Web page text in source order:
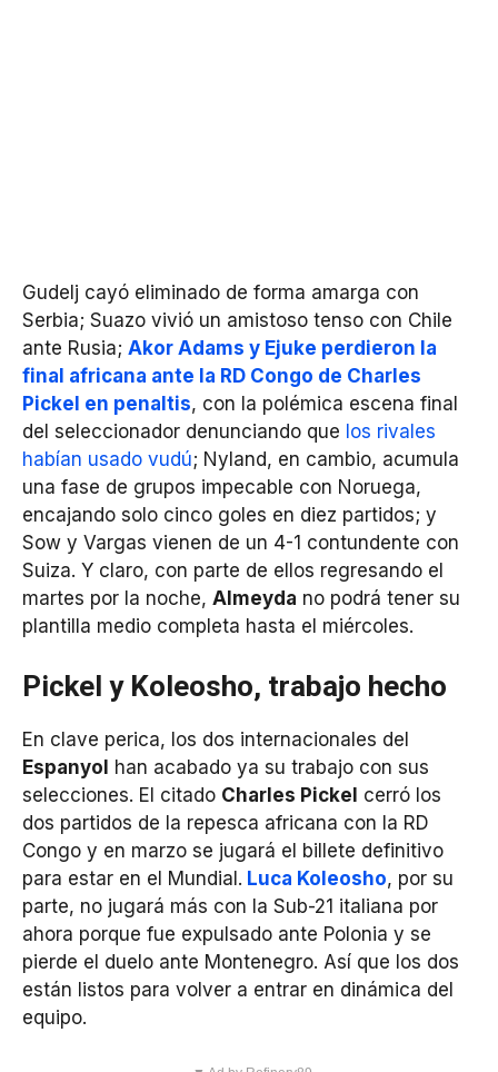
Gudelj cayó eliminado de forma amarga con
Serbia; Suazo vivió un amistoso tenso con Chile
ante Rusia; Akor Adams y Ejuke perdieron la
final africana ante la RD Congo de Charles
Pickel en penaltis, con la polémica escena final
del seleccionador denunciando que los rivales
habían usado vudú; Nyland, en cambio, acumula
una fase de grupos impecable con Noruega,
encajando solo cinco goles en diez partidos; y
Sow y Vargas vienen de un 4-1 contundente con
Suiza. Y claro, con parte de ellos regresando el
martes por la noche, Almeyda no podrá tener su
plantilla medio completa hasta el miércoles.
Pickel y Koleosho, trabajo hecho
En clave perica, los dos internacionales del
Espanyol han acabado ya su trabajo con sus
selecciones. El citado Charles Pickel cerró los
dos partidos de la repesca africana con la RD
Congo y en marzo se jugará el billete definitivo
para estar en el Mundial. Luca Koleosho, por su
parte, no jugará más con la Sub-21 italiana por
ahora porque fue expulsado ante Polonia y se
pierde el duelo ante Montenegro. Así que los dos
están listos para volver a entrar en dinámica del
equipo.